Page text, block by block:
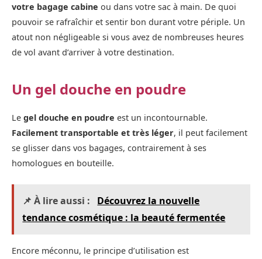
votre bagage cabine ou dans votre sac à main. De quoi
pouvoir se rafraîchir et sentir bon durant votre périple. Un
atout non négligeable si vous avez de nombreuses heures
de vol avant d’arriver à votre destination.
Un gel douche en poudre
Le gel douche en poudre est un incontournable.
Facilement transportable et très léger, il peut facilement
se glisser dans vos bagages, contrairement à ses
homologues en bouteille.
📌 À lire aussi :
Découvrez la nouvelle
tendance cosmétique : la beauté fermentée
Encore méconnu, le principe d’utilisation est